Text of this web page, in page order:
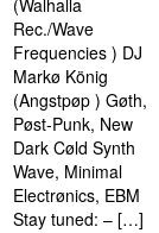
(Walhalla
Rec./Wave
Frequencies ) DJ
Markø König
(Angstpøp ) Gøth,
Pøst-Punk, New
Dark Cøld Synth
Wave, Minimal
Electrønics, EBM
Stay tuned: – […]